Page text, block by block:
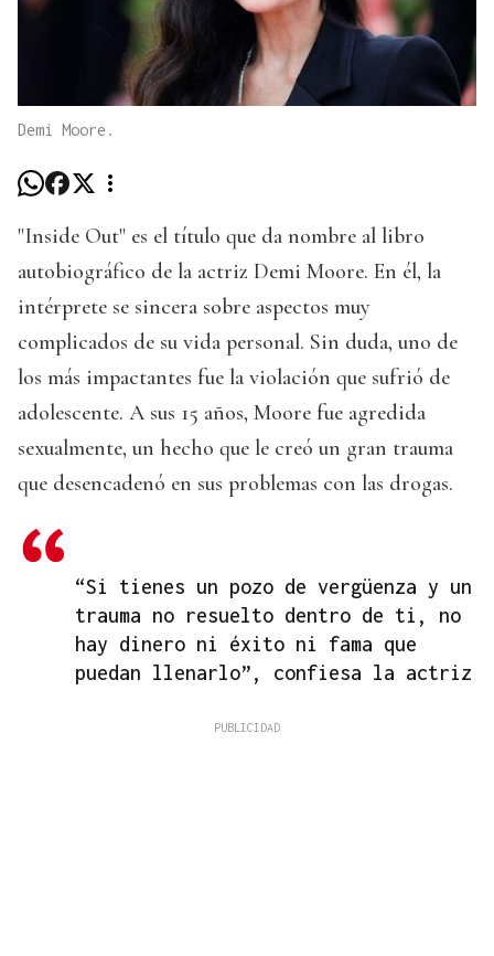
Demi Moore.
"Inside Out" es el título que da nombre al libro
autobiográfico de la actriz Demi Moore. En él, la
intérprete se sincera sobre aspectos muy
complicados de su vida personal. Sin duda, uno de
los más impactantes fue la violación que sufrió de
adolescente. A sus 15 años, Moore fue agredida
sexualmente, un hecho que le creó un gran trauma
que desencadenó en sus problemas con las drogas.
“Si tienes un pozo de vergüenza y un
trauma no resuelto dentro de ti, no
hay dinero ni éxito ni fama que
puedan llenarlo”, confiesa la actriz